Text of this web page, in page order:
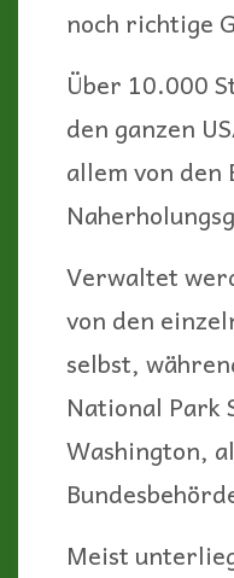
noch richtige
Über 10.000
den ganzen
allem von den
Verwaltet
von den
selbst,
National Park
Washington,
Meist